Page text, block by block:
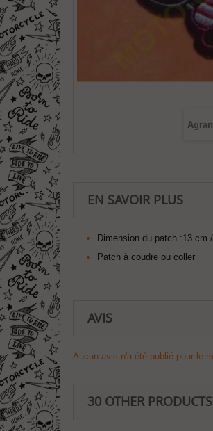
EN SAVOIR PLUS
Dimension du patch :13 cm
Patch à coudre ou coller
AVIS
Aucun avis n'a été publié pour le
30 OTHER